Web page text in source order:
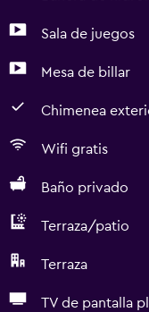
Sala de juegos
Mesa de billar
Chimenea
Wifi gratis
Baño privado
Terraza/patio
Terraza
TV de pantalla